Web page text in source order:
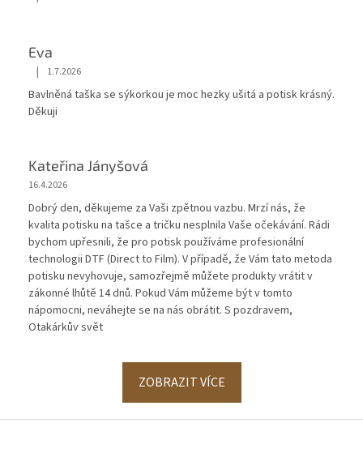
Eva
Hodnocení obchodu je 5 z 5 hvězdiček.
| 1.7.2026
Bavlněná taška se sýkorkou je moc hezky ušitá a potisk krásný.
Děkuji
Kateřina Jányšová
16.4.2026
Dobrý den, děkujeme za Vaši zpětnou vazbu. Mrzí nás, že
kvalita potisku na tašce a tričku nesplnila Vaše očekávání. Rádi
bychom upřesnili, že pro potisk používáme profesionální
technologii DTF (Direct to Film). V případě, že Vám tato metoda
potisku nevyhovuje, samozřejmě můžete produkty vrátit v
zákonné lhůtě 14 dnů. Pokud Vám můžeme být v tomto
nápomocni, neváhejte se na nás obrátit. S pozdravem,
Otakárkův svět
ZOBRAZIT VÍCE